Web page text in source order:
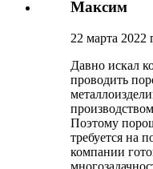
Максим
22 марта 2022
Давно искал
проводить
Поэтому
требуется на
компании